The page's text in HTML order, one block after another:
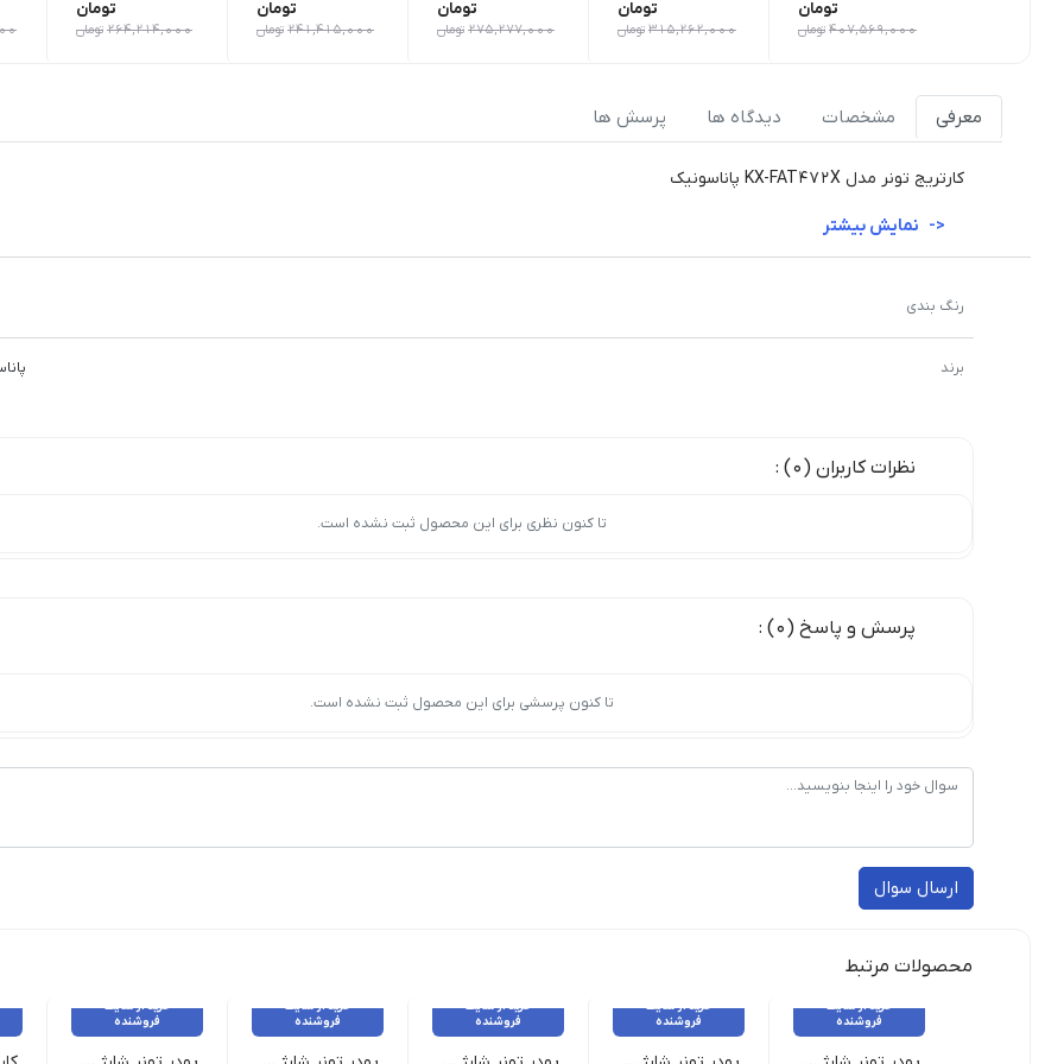
تومان
407,569,000 تومان
تومان
315,262,000 تومان
تومان
275,277,000 تومان
تومان
241,415,000 تومان
تومان
264,214,000 تومان
معرفی مشخصات دیدگاه ها پرسش ها
کارتریج تونر مدل KX-FAT472X پاناسونیک
رنگ بندی
برند
نظرات کاربران (0) :
تا کنون نظری برای این محصول ثبت نشده است.
پرسش و پاسخ (0) :
تا کنون پرسشی برای این محصول ثبت نشده است.
ارسال سوال
محصولات مرتبط
خرید از سایت
فروشنده
خرید از سایت
فروشنده
خرید از سایت
فروشنده
خرید از سایت
فروشنده
خرید از سایت
فروشنده